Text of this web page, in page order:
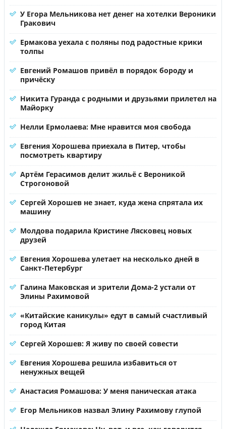
У Егора Мельникова нет денег на хотелки Вероники
Гракович
Ермакова уехала с поляны под радостные крики
толпы
Евгений Ромашов привёл в порядок бороду и
причёску
Никита Гуранда с родными и друзьями прилетел на
Майорку
Нелли Ермолаева: Мне нравится моя свобода
Евгения Хорошева приехала в Питер, чтобы
посмотреть квартиру
Артём Герасимов делит жильё с Вероникой
Строгоновой
Сергей Хорошев не знает, куда жена спрятала их
машину
Молдова подарила Кристине Лясковец новых
друзей
Евгения Хорошева улетает на несколько дней в
Санкт-Петербург
Галина Маковская и зрители Дома-2 устали от
Элины Рахимовой
«Китайские каникулы» едут в самый счастливый
город Китая
Сергей Хорошев: Я живу по своей совести
Евгения Хорошева решила избавиться от
ненужных вещей
Анастасия Ромашова: У меня паническая атака
Егор Мельников назвал Элину Рахимову глупой